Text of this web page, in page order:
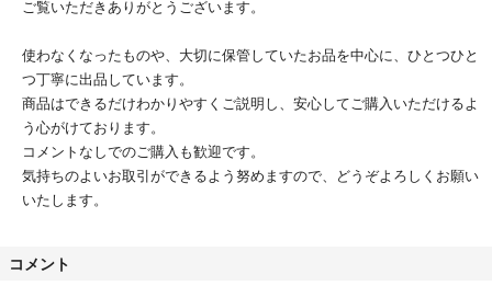
カラー：BLACK（ブラック）
サイズ：FREE SIZE（フリーサイズ）
状態：未使用（訳ありアウトレット品/色むら等あり）
発送について 送料を抑えて価格に還元するため、【箱は同梱しませ
ん】。 商品本体（ストッキング）のみを、防水対策のためOPP袋に入
れ、封筒などに入れて匿名配送で発送いたします。あらかじめご了承くだ
ご覧いただきありがとうございます。
使わなくなったものや、大切に保管していたお品を中心に、ひとつひと
つ丁寧に出品しています。
商品はできるだけわかりやすくご説明し、安心してご購入いただけるよ
う心がけております。
コメントなしでのご購入も歓迎です。
気持ちのよいお取引ができるよう努めますので、どうぞよろしくお願い
いたします。
コメント